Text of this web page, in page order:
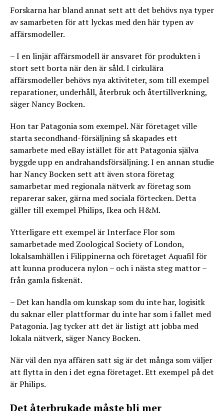
Forskarna har bland annat sett att det behövs nya typer
av samarbeten för att lyckas med den här typen av
affärsmodeller.
– I en linjär affärsmodell är ansvaret för produkten i
stort sett borta när den är såld. I cirkulära
affärsmodeller behövs nya aktiviteter, som till exempel
reparationer, underhåll, återbruk och återtillverkning,
säger Nancy Bocken.
Hon tar Patagonia som exempel. När företaget ville
starta secondhand-försäljning så skapades ett
samarbete med eBay istället för att Patagonia själva
byggde upp en andrahandsförsäljning. I en annan studie
har Nancy Bocken sett att även stora företag
samarbetar med regionala nätverk av företag som
reparerar saker, gärna med sociala förtecken. Detta
gäller till exempel Philips, Ikea och H&M.
Ytterligare ett exempel är Interface Flor som
samarbetade med Zoological Society of London,
lokalsamhällen i Filippinerna och företaget Aquafil för
att kunna producera nylon – och i nästa steg mattor –
från gamla fiskenät.
– Det kan handla om kunskap som du inte har, logisitk
du saknar eller plattformar du inte har som i fallet med
Patagonia. Jag tycker att det är listigt att jobba med
lokala nätverk, säger Nancy Bocken.
När väl den nya affären satt sig är det många som väljer
att flytta in den i det egna företaget. Ett exempel på det
är Philips.
Det återbrukade måste bli mer